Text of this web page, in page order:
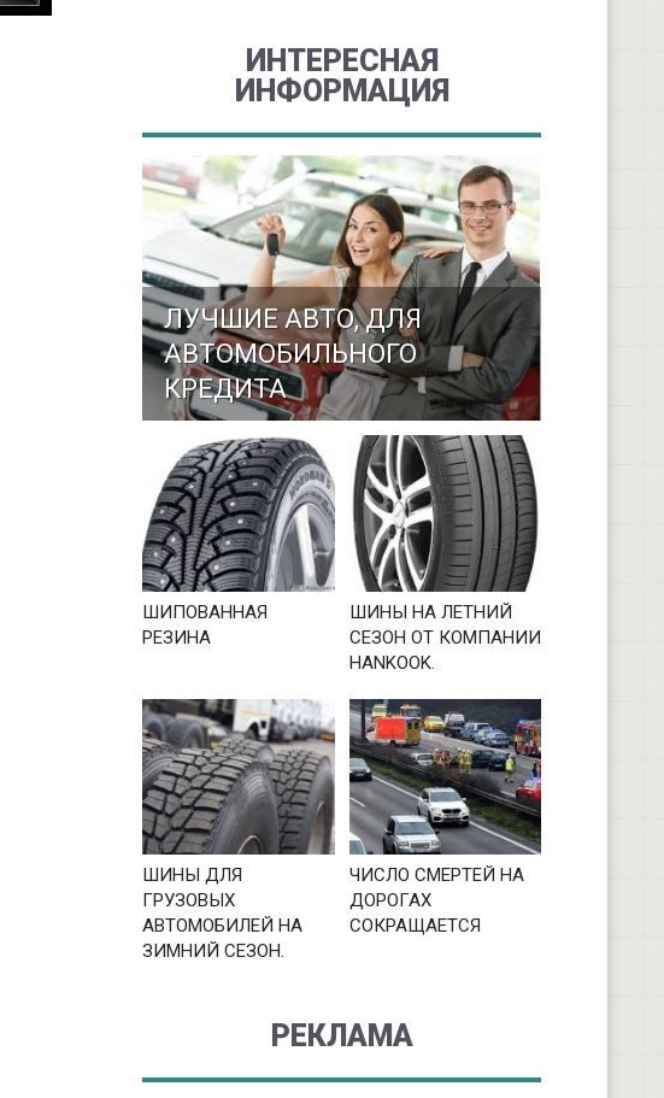
ИНТЕРЕСНАЯ
ИНФОРМАЦИЯ
ЛУЧШИЕ АВТО, ДЛЯ
АВТОМОБИЛЬНОГО
КРЕДИТА
ШИПОВАННАЯ
РЕЗИНА
ШИНЫ НА ЛЕТНИЙ
СЕЗОН ОТ КОМПАНИИ
HANKOOK.
ШИНЫ ДЛЯ
ГРУЗОВЫХ
АВТОМОБИЛЕЙ НА
ЗИМНИЙ СЕЗОН.
ЧИСЛО СМЕРТЕЙ НА
ДОРОГАХ
СОКРАЩАЕТСЯ
РЕКЛАМА